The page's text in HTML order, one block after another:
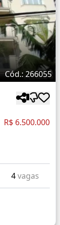
Cód.: 266055
R$ 6.500.000
4vagas